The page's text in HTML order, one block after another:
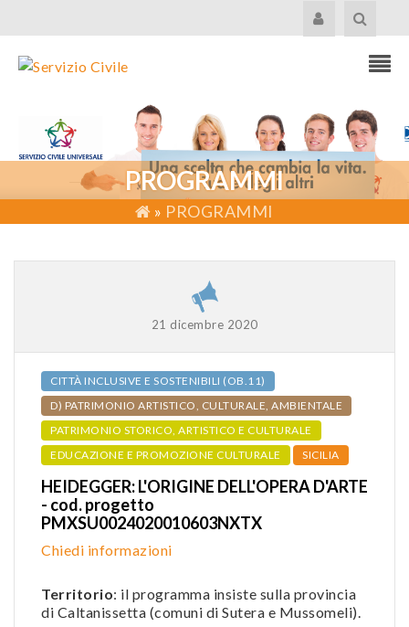
PROGRAMMI
» PROGRAMMI
21 dicembre 2020
CITTÀ INCLUSIVE E SOSTENIBILI (OB.11)
D) PATRIMONIO ARTISTICO, CULTURALE, AMBIENTALE
PATRIMONIO STORICO, ARTISTICO E CULTURALE
EDUCAZIONE E PROMOZIONE CULTURALE
SICILIA
HEIDEGGER: L'ORIGINE DELL'OPERA D'ARTE
- cod. progetto
PMXSU0024020010603NXTX
Chiedi informazioni
Territorio: il programma insiste sulla provincia
di Caltanissetta (comuni di Sutera e Mussomeli).